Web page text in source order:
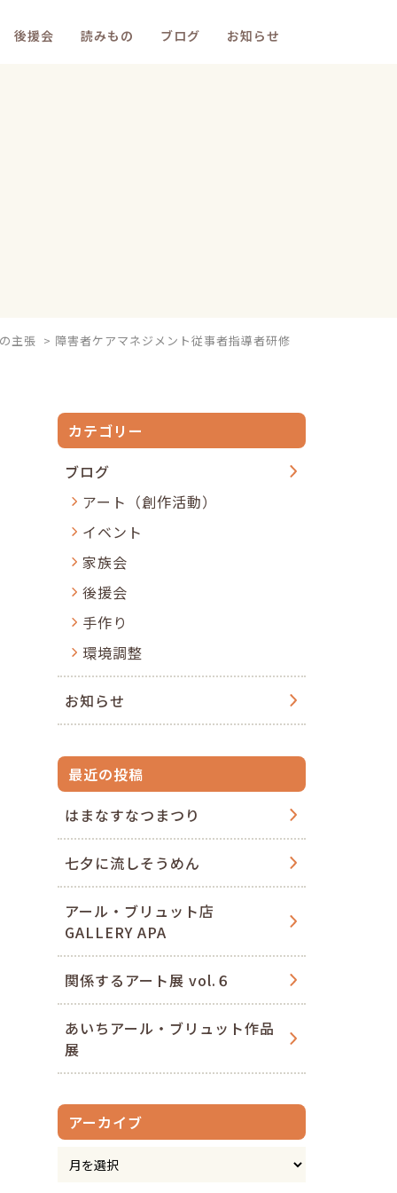
後援会 読みもの ブログ お知らせ
主張 > 障害者ケアマネジメント従事者指導者研修
カテゴリー
ブログ
アート（創作活動）
イベント
家族会
後援会
手作り
環境調整
お知らせ
最近の投稿
はまなすなつまつり
七夕に流しそうめん
アール・ブリュット店
GALLERY APA
関係するアート展 vol.６
あいちアール・ブリュット作品
展
アーカイブ